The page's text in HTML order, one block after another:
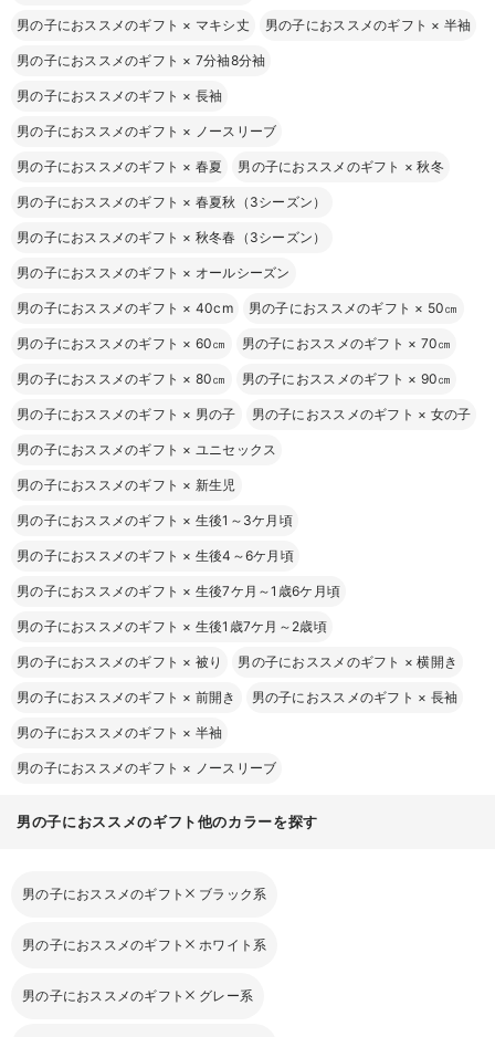
男の子におススメのギフト × マキシ丈 男の子におススメのギフト × 半袖
男の子におススメのギフト × 7分袖8分袖
男の子におススメのギフト × 長袖
男の子におススメのギフト × ノースリーブ
男の子におススメのギフト × 春夏 男の子におススメのギフト ×秋冬
男の子におススメのギフト × 春夏秋（3シーズン）
男の子におススメのギフト × 秋冬春（3シーズン）
男の子におススメのギフト × オールシーズン
男の子におススメのギフト × 40cm 男の子におススメのギフト × 50㎝
男の子におススメのギフト × 60㎝ 男の子におススメのギフト × 70㎝
男の子におススメのギフト × 80㎝ 男の子におススメのギフト × 90㎝
男の子におススメのギフト × 男の子 男の子におススメのギフト × 女の子
男の子におススメのギフト × ユニセックス
男の子におススメのギフト × 新生児
男の子におススメのギフト × 生後1～3ケ月頃
男の子におススメのギフト × 生後4～6ケ月頃
男の子におススメのギフト × 生後7ケ月～1歳6ケ月頃
男の子におススメのギフト × 生後1歳7ケ月～2歳頃
男の子におススメのギフト × 被り 男の子におススメのギフト ×横開き
男の子におススメのギフト × 前開き 男の子におススメのギフト × 長袖
男の子におススメのギフト × 半袖
男の子におススメのギフト × ノースリーブ
男の子におススメのギフト他のカラーを探す
男の子におススメのギフト ブラック系
男の子におススメのギフト ホワイト系
男の子におススメのギフト グレー系